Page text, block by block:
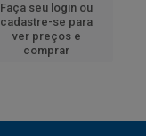
Faça seu login ou
cadastre-se para
ver preços e
comprar